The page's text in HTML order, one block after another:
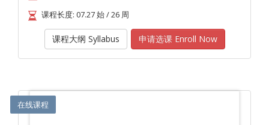
课程长度: 07.27 始 / 26 周
课程大纲 Syllabus 申请选课 Enroll Now
在线课程